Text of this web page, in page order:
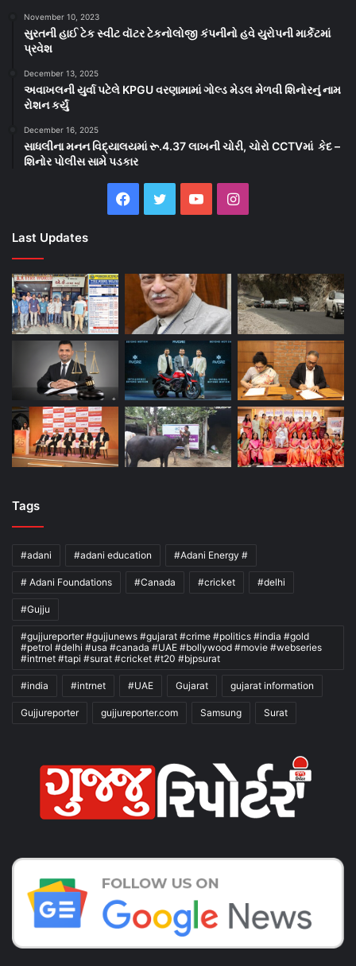
November 10, 2023
સુરતની હાઈ ટેક સ્વીટ વૉટર ટેકનોલોજી કંપનીનો હવે યુરોપની માર્કેટમાં
પ્રવેશ
December 13, 2025
અવાખલની યુર્વા પટેલે KPGU વરણામામાં ગોલ્ડ મેડલ મેળવી શિનોરનું નામ
રોશન કર્યું
December 16, 2025
સાધલીના મનન વિદ્યાલયમાં રૂ.4.37 લાખની ચોરી, ચોરો CCTVમાં કેદ –
શિનોર પોલીસ સામે પડકાર
Facebook
Twitter YouTubeInstagram
Last Updates
Tags
#adani #adani education #Adani Energy #
# Adani Foundations #Canada #cricket #delhi
#Gujju
#gujjureporter #gujjunews #gujarat #crime #politics #india #gold
#petrol #delhi #usa #canada #UAE #bollywood #movie #webseries
#intrnet #tapi #surat #cricket #t20 #bjpsurat
#india #intrnet #UAE Gujarat gujarat information
Gujjureporter gujjureporter.com Samsung Surat